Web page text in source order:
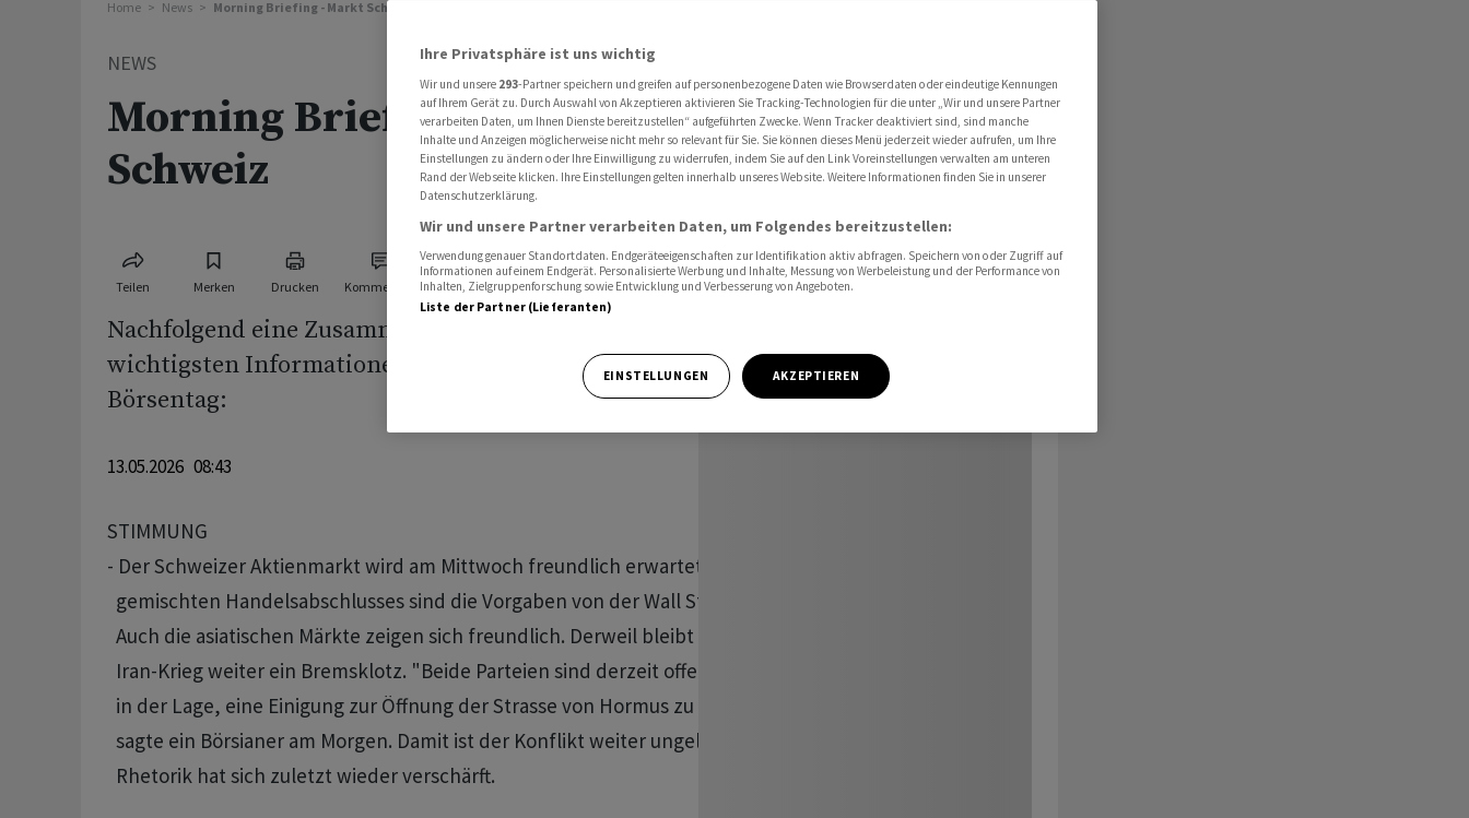
Home News Morning Briefing - Markt Schweiz
NEWS
Morning Briefing - Markt
Schweiz
Teilen Merken Drucken Kommentare
Nachfolgend eine Zusammenstellung der
wichtigsten Informationen für den laufenden
Börsentag:
13.05.2026 08:43
STIMMUNG
- Der Schweizer Aktienmarkt wird am Mittwoch freundlich erwartet. Trotz eines
  gemischten Handelsabschlusses sind die Vorgaben von der Wall Street positiv.
  Auch die asiatischen Märkte zeigen sich freundlich. Derweil bleibt der
  Iran-Krieg weiter ein Bremsklotz. "Beide Parteien sind derzeit offenbar nicht
  in der Lage, eine Einigung zur Öffnung der Strasse von Hormus zu finden",
  sagte ein Börsianer am Morgen. Damit ist der Konflikt weiter ungelöst und die
  Rhetorik hat sich zuletzt wieder verschärft.
Ihre Privatsphäre ist uns wichtig
Wir und unsere 293-Partner speichern und greifen auf personenbezogene Daten wie Browserdaten oder eindeutige Kennungen
auf Ihrem Gerät zu. Durch Auswahl von Akzeptieren aktivieren Sie Tracking-Technologien für die unter „Wir und unsere Partner
verarbeiten Daten, um Ihnen Dienste bereitzustellen“ aufgeführten Zwecke. Wenn Tracker deaktiviert sind, sind manche
Inhalte und Anzeigen möglicherweise nicht mehr so relevant für Sie. Sie können dieses Menü jederzeit wieder aufrufen, um Ihre
Einstellungen zu ändern oder Ihre Einwilligung zu widerrufen, indem Sie auf den Link Voreinstellungen verwalten am unteren
Rand der Webseite klicken. Ihre Einstellungen gelten innerhalb unseres Website. Weitere Informationen finden Sie in unserer
Datenschutzerklärung.
Wir und unsere Partner verarbeiten Daten, um Folgendes bereitzustellen:
Verwendung genauer Standortdaten. Endgeräteeigenschaften zur Identifikation aktiv abfragen. Speichern von oder Zugriff auf
Informationen auf einem Endgerät. Personalisierte Werbung und Inhalte, Messung von Werbeleistung und der Performance von
Inhalten, Zielgruppenforschung sowie Entwicklung und Verbesserung von Angeboten.
Liste der Partner (Lieferanten)
EINSTELLUNGEN AKZEPTIEREN